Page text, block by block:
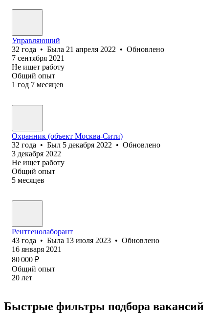
Управляющий
32 года • Была 21 апреля 2022 • Обновлено
7 сентября 2021
Не ищет работу
Общий опыт
1 год 7 месяцев
Охранник (объект Москва-Сити)
32 года • Был 5 декабря 2022 • Обновлено
3 декабря 2022
Не ищет работу
Общий опыт
5 месяцев
Рентгенолаборант
43 года • Была 13 июля 2023 • Обновлено
16 января 2021
80 000 ₽
Общий опыт
20 лет
Быстрые фильтры подбора вакансий